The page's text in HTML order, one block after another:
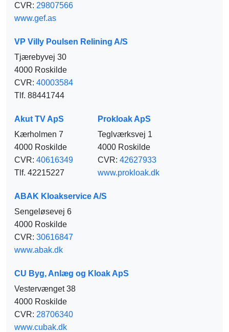
CVR: 29807566
www.gef.as
VP Villy Poulsen Relining A/S
Tjærebyvej 30
4000 Roskilde
CVR: 40003584
Tlf. 88441744
Akut TV ApS
Kærholmen 7
4000 Roskilde
CVR: 40616349
Tlf. 42215227
Prokloak ApS
Teglværksvej 1
4000 Roskilde
CVR: 42627933
www.prokloak.dk
ABAK Kloakservice A/S
Sengeløsevej 6
4000 Roskilde
CVR: 30616847
www.abak.dk
CU Byg, Anlæg og Kloak ApS
Vestervænget 38
4000 Roskilde
CVR: 28706340
www.cubak.dk